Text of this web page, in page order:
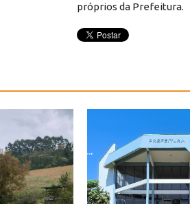
próprios da Prefeitura.